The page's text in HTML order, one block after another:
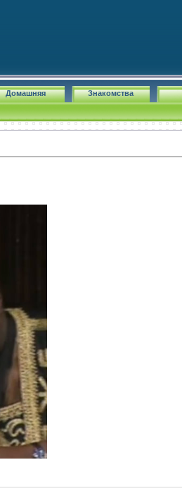
Знакомства
Домашняя